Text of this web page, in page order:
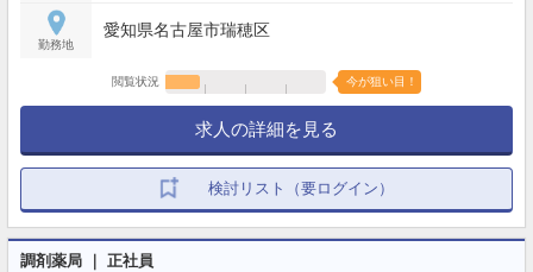
勤務地
愛知県名古屋市瑞穂区
閲覧状況 今が狙い目！
求人の詳細を見る
検討リスト（要ログイン）
調剤薬局 ｜ 正社員